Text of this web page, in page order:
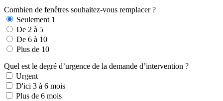
Combien de fenêtres souhaitez-vous remplacer ?
Seulement 1
De 2 à 5
De 6 à 10
Plus de 10
Quel est le degré d’urgence de la demande d’intervention ?
Urgent
D'ici 3 à 6 mois
Plus de 6 mois